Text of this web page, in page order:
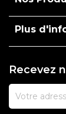
Plus
Recevez